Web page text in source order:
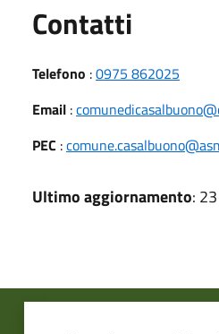
Contatti
Telefono :0975 862025
Email :
PEC :
Ultimo aggiornamento: